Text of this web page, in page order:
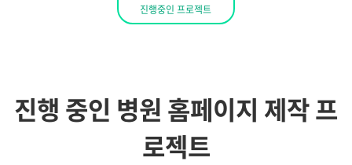
진행중인 프로젝트
진행 중인 병원 홈페이지 제작 프
로젝트